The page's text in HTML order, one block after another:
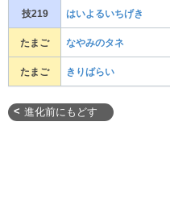
技219 はいよるいちげき
たまご なやみのタネ
たまご きりばらい
進化前にもどす